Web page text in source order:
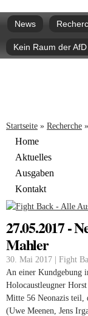
Hauptmenü
News
Kein Raum der AfD
Sie sind hier
Startseite » Recherche »
Home
Aktuelles
Ausgaben
Kontakt
27.05.2017 -
Mahler
30. Mai 2017 | Fight
An einer Kundgebung
Holocaustleugner
Mitte 56 Neonazis teil,
(Uwe Meenen, Jens